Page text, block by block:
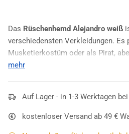
Das Rüschenhemd Alejandro weiß
verschiedensten Verkleidungen. Es
Musketierkostüm oder als Pirat,
Kostüme sowie für Mexikaner
Einen genialen Auftritt als Alejandro
geschnitten und hat lange Ärmel.
mehr
Auf Lager - in 1-3 Werktagen
kostenloser Versand ab 49 €